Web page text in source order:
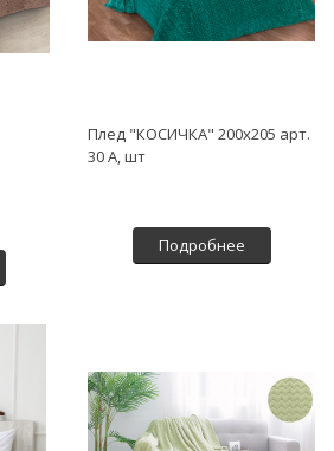
Плед "КОСИЧКА" 200х205 арт.
30 А, шт
Подробнее